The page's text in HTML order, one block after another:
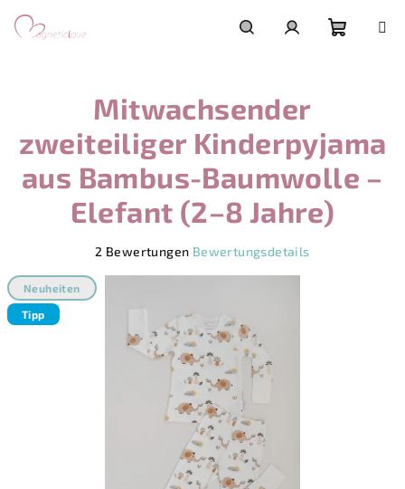
Inhalt
springen
Mitwachsender
zweiteiliger Kinderpyjama
aus Bambus-Baumwolle –
Elefant (2–8 Jahre)
Produktbewertung
ist
5,0
2 Bewertungen Bewertungsdetails
Neuheiten
Tipp